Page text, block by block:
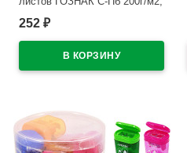
ФЛОРА арт.ПА3/10
252 ₽